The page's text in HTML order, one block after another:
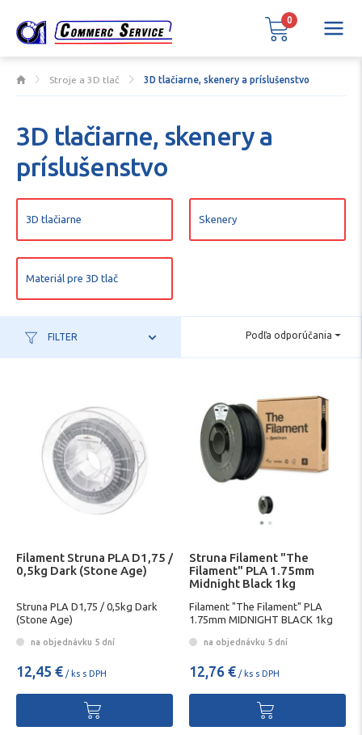
Stroje a 3D tlač 3D tlačiarne, skenery a príslušenstvo
3D tlačiarne, skenery a
príslušenstvo
3D tlačiarne Skenery
Materiál pre 3D tlač
FILTER Podľa odporúčania
Filament Struna PLA D1,75 /
0,5kg Dark (Stone Age)
Struna PLA D1,75 / 0,5kg Dark
(Stone Age)
na objednávku 5 dní
12,45 € / ks s DPH
Struna Filament "The
Filament" PLA 1.75mm
Midnight Black 1kg
Filament "The Filament" PLA
1.75mm MIDNIGHT BLACK 1kg
na objednávku 5 dní
12,76 € / ks s DPH
0